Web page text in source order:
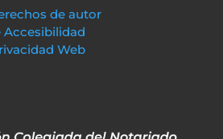
de autor
Accesibilidad
Web